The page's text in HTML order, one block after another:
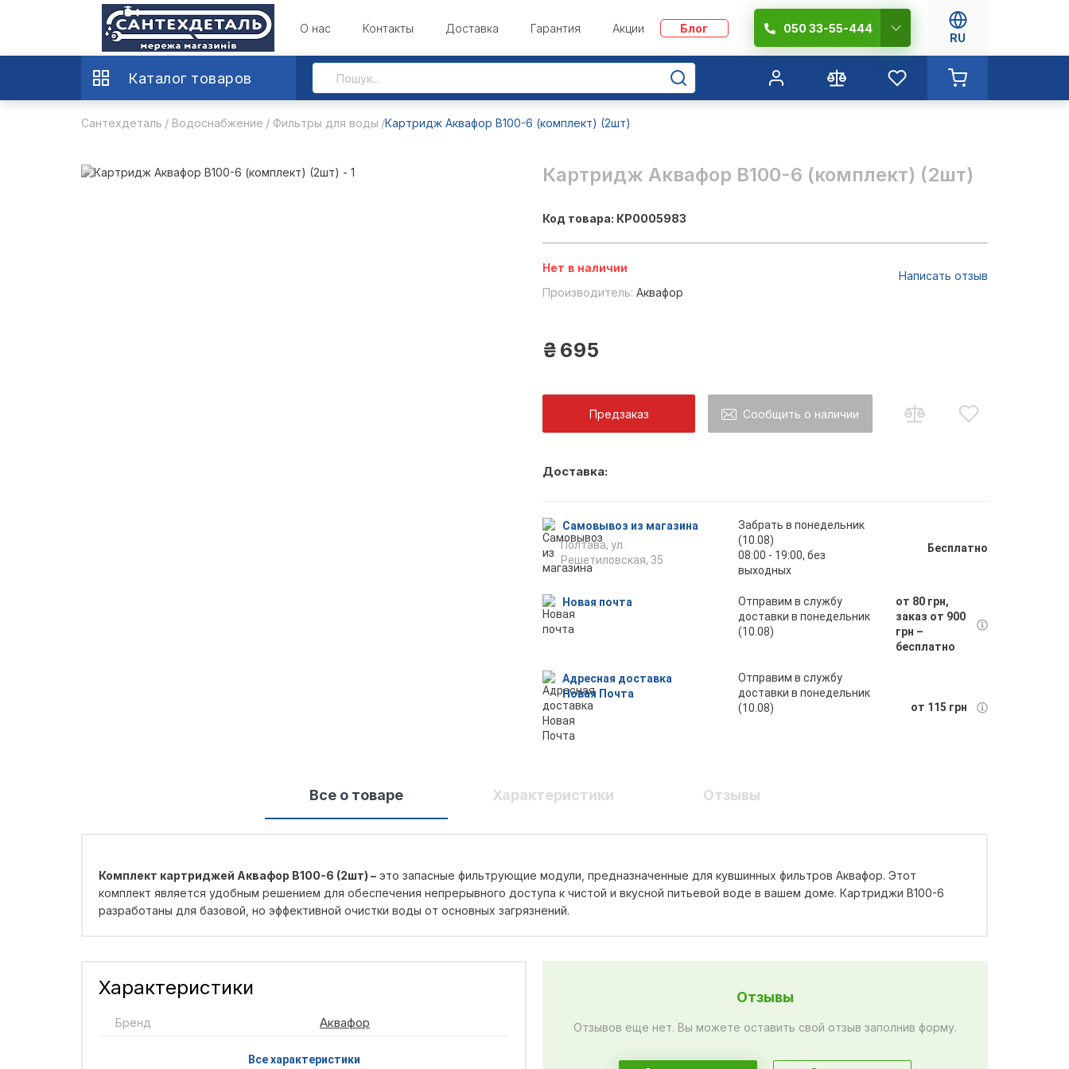
О нас Контакты Доставка Гарантия Акции Блог 050 33-55-444
RU
Каталог товаров
Сантехдеталь Водоснабжение Фильтры для воды Картридж Аквафор В100-6 (комплект) (2шт)
Картридж Аквафор В100-6 (комплект) (2шт)
Код товара: КР0005983
Нет в наличии
Производитель: Аквафор
Написать отзыв
₴ 695
Предзаказ Сообщить о наличии
Доставка:
Самовывоз из магазина
Полтава, ул.
Решетиловская, 35
Забрать в понедельник
(10.08)
08:00 - 19:00, без
выходных
Бесплатно
Новая почта
Отправим в службу
доставки в понедельник
(10.08)
от 80 грн,
заказ от 900
грн –
бесплатно
Адресная доставка
Новая Почта
Отправим в службу
доставки в понедельник
(10.08)
от 115 грн
Все о товаре Характеристики Отзывы
Комплект картриджей Аквафор В100-6 (2шт) – это запасные фильтрующие модули, предназначенные для кувшинных фильтров Аквафор. Этот
комплект является удобным решением для обеспечения непрерывного доступа к чистой и вкусной питьевой воде в вашем доме. Картриджи В100-6
разработаны для базовой, но эффективной очистки воды от основных загрязнений.
Характеристики
Бренд Аквафор
Все характеристики
Отзывы
Отзывов еще нет. Вы можете оставить свой отзыв заполнив форму.